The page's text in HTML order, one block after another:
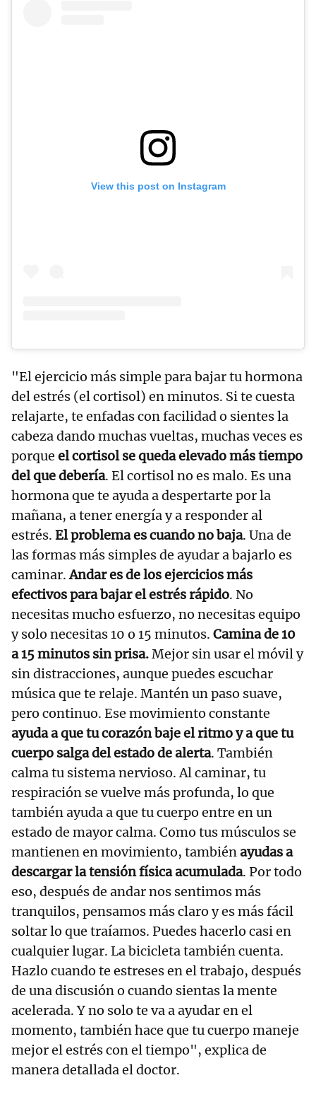
View this post on Instagram
"El ejercicio más simple para bajar tu hormona
del estrés (el cortisol) en minutos. Si te cuesta
relajarte, te enfadas con facilidad o sientes la
cabeza dando muchas vueltas, muchas veces es
porque el cortisol se queda elevado más tiempo
del que debería. El cortisol no es malo. Es una
hormona que te ayuda a despertarte por la
mañana, a tener energía y a responder al
estrés. El problema es cuando no baja. Una de
las formas más simples de ayudar a bajarlo es
caminar.Andar es de los ejercicios más
efectivos para bajar el estrés rápido. No
necesitas mucho esfuerzo, no necesitas equipo
y solo necesitas 10 o 15 minutos. Camina de 10
a 15 minutos sin prisa.Mejor sin usar el móvil y
sin distracciones, aunque puedes escuchar
música que te relaje. Mantén un paso suave,
pero continuo. Ese movimiento constante
ayuda a que tu corazón baje el ritmo y a que tu
cuerpo salga del estado de alerta. También
calma tu sistema nervioso. Al caminar, tu
respiración se vuelve más profunda, lo que
también ayuda a que tu cuerpo entre en un
estado de mayor calma. Como tus músculos se
mantienen en movimiento, tambiénayudas a
descargar la tensión física acumulada. Por todo
eso, después de andar nos sentimos más
tranquilos, pensamos más claro y es más fácil
soltar lo que traíamos. Puedes hacerlo casi en
cualquier lugar. La bicicleta también cuenta.
Hazlo cuando te estreses en el trabajo, después
de una discusión o cuando sientas la mente
acelerada. Y no solo te va a ayudar en el
momento, también hace que tu cuerpo maneje
mejor el estrés con el tiempo", explica de
manera detallada el doctor.